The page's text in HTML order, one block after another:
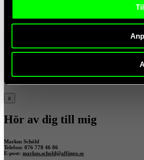
Telefon: 076-778 46 88
x
Hör av dig till mig
Markus Schöld
Telefon: 076 778 46 86
E-post: markus.schold@affingo.se